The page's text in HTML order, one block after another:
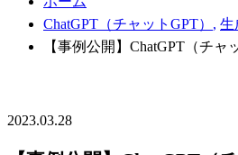
ChatGPT（チャットGPT） , 生
【事例公開】ChatGPT（チ
2023.03.28